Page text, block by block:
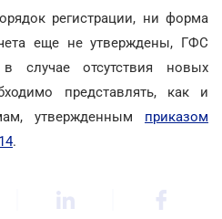
регистрации, ни форма
еще не утверждены, ГФС
случае отсутствия новых
представлять, как и
утвержденным приказом
.